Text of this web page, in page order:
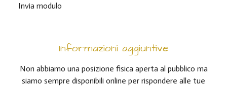
Invia modulo
Informazioni aggiuntive
Non abbiamo una posizione fisica aperta al pubblico ma
siamo sempre disponibili online per rispondere alle tue